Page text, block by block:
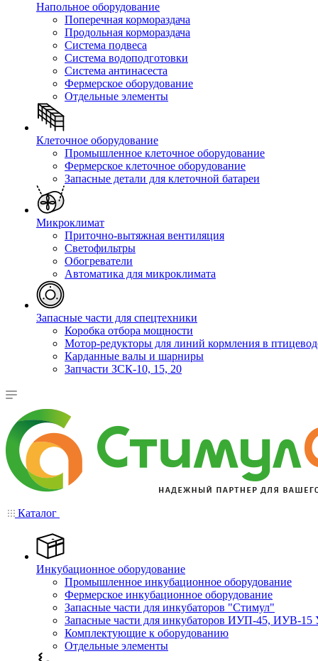
Напольное оборудование
Поперечная кормораздача
Продольная кормораздача
Система подвеса
Система водоподготовки
Система антинасеста
Фермерское оборудование
Отдельные элементы
Клеточное оборудование
Промышленное клеточное оборудование
Фермерское клеточное оборудование
Запасные детали для клеточной батареи
Микроклимат
Приточно-вытяжная вентиляция
Светофильтры
Обогреватели
Автоматика для микроклимата
Запасные части для спецтехники
Коробка отбора мощности
Мотор-редукторы для линий кормления в
Карданные валы и шарниры
Запчасти ЗСК-10, 15, 20
Каталог
Инкубационное оборудование
Промышленное инкубационное оборудование
Фермерское инкубационное оборудование
Запасные части для инкубаторов "Стимул"
Запасные части для инкубаторов ИУП-45, ИУВ-15
Комплектующие к оборудованию
Отдельные элементы